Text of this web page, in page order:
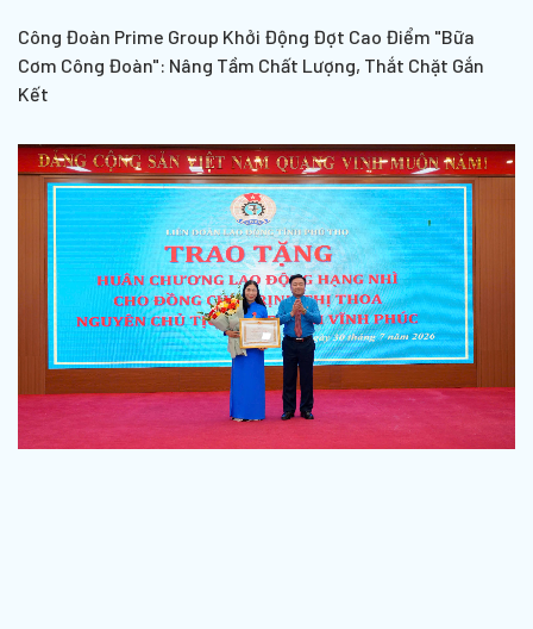
Công Đoàn Prime Group Khởi Động Đợt Cao Điểm "Bữa
Cơm Công Đoàn": Nâng Tầm Chất Lượng, Thắt Chặt Gắn
Kết